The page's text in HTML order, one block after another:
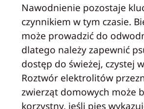
Nawodnienie pozostaje
czynnikiem w tym czasie.
może prowadzić do
dlatego należy zapewnić
dostęp do świeżej, czystej
Roztwór elektrolitów
zwierząt domowych może
korzystny, jeśli pies